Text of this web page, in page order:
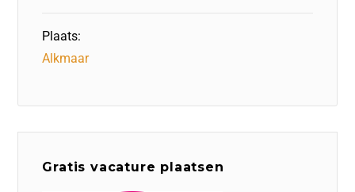
Plaats:
Alkmaar
Gratis vacature plaatsen